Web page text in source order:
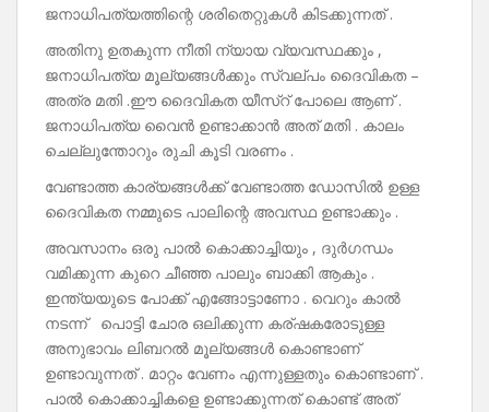
ജനാധിപത്യത്തിന്റെ ശരിതെറ്റുകൾ കിടക്കുന്നത് .
അതിനു ഉതകുന്ന നീതി ന്യായ വ്യവസ്ഥക്കും ,
ജനാധിപത്യ മൂല്യങ്ങൾക്കും സ്വല്പം ദൈവികത –
അത്ര മതി .ഈ ദൈവികത യീസ്റ് പോലെ ആണ് .
ജനാധിപത്യ വൈൻ ഉണ്ടാക്കാൻ അത് മതി . കാലം
ചെല്ലുന്തോറും രുചി കൂടി വരണം .
വേണ്ടാത്ത കാര്യങ്ങൾക്ക് വേണ്ടാത്ത ഡോസിൽ ഉള്ള
ദൈവികത നമ്മുടെ പാലിന്റെ അവസ്ഥ ഉണ്ടാക്കും .
അവസാനം ഒരു പാൽ കൊക്കാച്ചിയും , ദുർഗന്ധം
വമിക്കുന്ന കുറെ ചീഞ്ഞ പാലും ബാക്കി ആകും .
ഇന്ത്യയുടെ പോക്ക് എങ്ങോട്ടാണോ . വെറും കാൽ
നടന്ന് പൊട്ടി ചോര ഒലിക്കുന്ന കര്ഷകരോടുള്ള
അനുഭാവം ലിബറൽ മൂല്യങ്ങൾ കൊണ്ടാണ്
ഉണ്ടാവുന്നത് . മാറ്റം വേണം എന്നുള്ളതും കൊണ്ടാണ് .
പാൽ കൊക്കാച്ചികളെ ഉണ്ടാക്കുന്നത് കൊണ്ട് അത്